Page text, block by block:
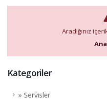
Aradığınız
Kategoriler
» Servisler